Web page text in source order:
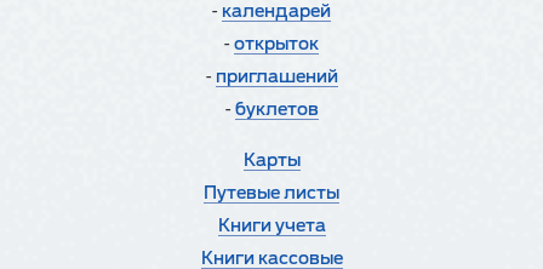
- календарей
-открыток
- приглашений
- буклетов
Карты
Путевые листы
Книги учета
Книги кассовые